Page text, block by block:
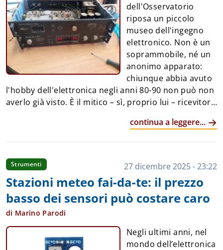
dell'Osservatorio
riposa un piccolo
museo dell'ingegno
elettronico. Non è un
soprammobile, né un
anonimo apparato:
chiunque abbia avuto
l'hobby dell'elettronica negli anni 80-90 non può non
averlo già visto. È il mitico – sì, proprio lui – ricevitore
con pulsanti e manopole che oggi chiameremo
Croma Zoom di Nuova Elettronica" non dice nulla,
diamo indizio qualche. C'era un'epoca in cui gli
apparati elettronici non si compravano solo già fatti,
ma si assembravano in kit, seguendo le istruzioni
proposte da una rivista che si comprava in edicola.
Elettronica". Tanto fumo di stagno, resistenze, cond...
continua a leggere...
Strumenti 27 dicembre 2025 - 23:22
Stazioni meteo fai-da-te: il prezzo
basso dei sensori può costare caro
di Marino Parodi
Negli ultimi anni, nel
mondo dell’elettronica